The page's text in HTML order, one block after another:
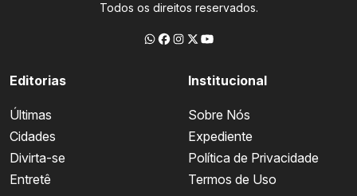
Todos os direitos reservados.
Editorias
Últimas
Cidades
Divirta-se
Entretê
Institucional
Sobre Nós
Expediente
Política de Privacidade
Termos de Uso